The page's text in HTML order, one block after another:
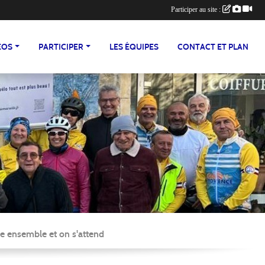
PARTICIPER LES ÉQUIPES CONTACT ET PLAN
ensemble et on s'attend
Participer au site :